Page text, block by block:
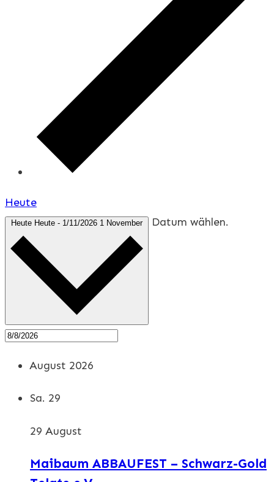
Heute
Heute Heute - 1/11/2026 1 November Datum wählen.
August 2026
Sa. 29
29 August
Maibaum ABBAUFEST – Schwarz-Gold